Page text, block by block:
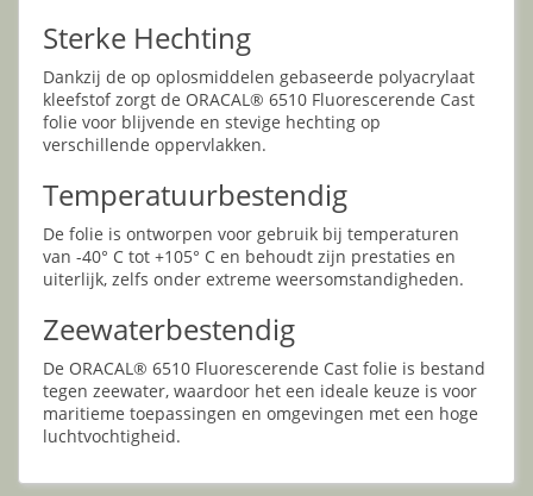
Sterke Hechting
Dankzij de op oplosmiddelen gebaseerde polyacrylaat
kleefstof zorgt de ORACAL® 6510 Fluorescerende Cast
folie voor blijvende en stevige hechting op
verschillende oppervlakken.
Temperatuurbestendig
De folie is ontworpen voor gebruik bij temperaturen
van -40° C tot +105° C en behoudt zijn prestaties en
uiterlijk, zelfs onder extreme weersomstandigheden.
Zeewaterbestendig
De ORACAL® 6510 Fluorescerende Cast folie is bestand
tegen zeewater, waardoor het een ideale keuze is voor
maritieme toepassingen en omgevingen met een hoge
luchtvochtigheid.